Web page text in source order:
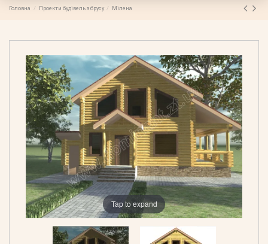
Головна Проекти будівель з брусу Мілена
Tap to expand